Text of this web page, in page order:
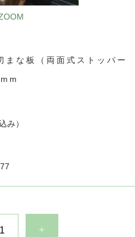
な板（両面式ストッパー
み）
+